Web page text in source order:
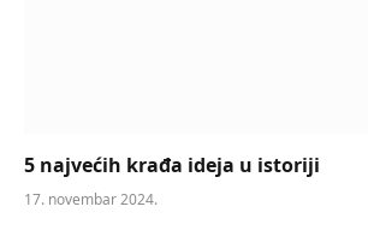
5 najvećih krađa ideja u istoriji
17. novembar 2024.